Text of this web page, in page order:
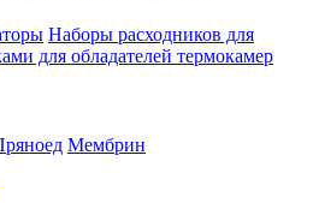
Наборы расходников для
для обладателей термокамер
Мембрин